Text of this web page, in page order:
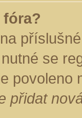
se
přidat